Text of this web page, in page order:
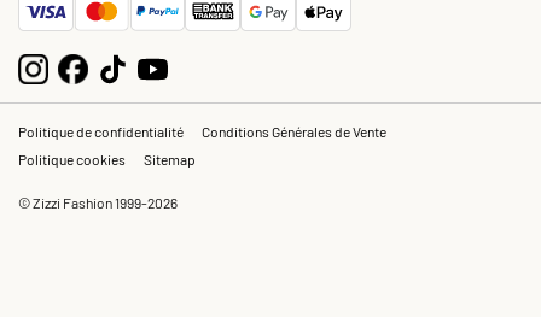
Politique de confidentialité
Conditions Générales de Vente
Politique cookies
Sitemap
© Zizzi Fashion 1999-2026